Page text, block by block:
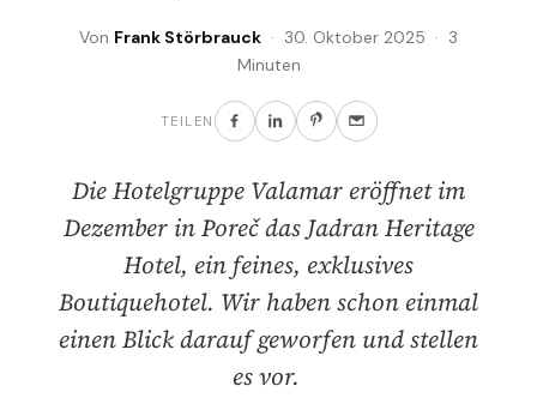
Von Frank Störbrauck · 30. Oktober 2025 · 3
Minuten
TEILEN
Die Hotelgruppe Valamar eröffnet im
Dezember in Poreč das Jadran Heritage
Hotel, ein feines, exklusives
Boutiquehotel. Wir haben schon einmal
einen Blick darauf geworfen und stellen
es vor.